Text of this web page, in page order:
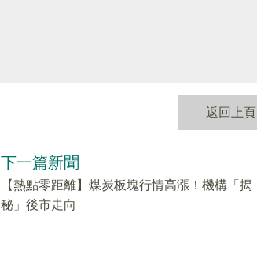
返回上頁
下一篇新聞
【熱點零距離】煤炭板塊行情高漲！機構「揭
秘」後市走向